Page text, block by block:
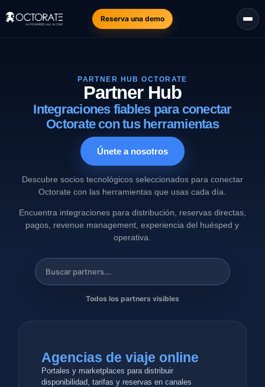
Reserva una demo
PARTNER HUB OCTORATE
Partner Hub
Integraciones fiables para conectar
Octorate con tus herramientas
Únete a nosotros
Descubre socios tecnológicos seleccionados para conectar
Octorate con las herramientas que usas cada día.
Encuentra integraciones para distribución, reservas directas,
pagos, revenue management, experiencia del huésped y
operativa.
Todos los partners visibles
Agencias de viaje online
Portales y marketplaces para distribuir
disponibilidad, tarifas y reservas en canales